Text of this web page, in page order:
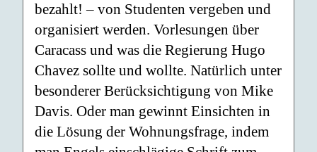
bezahlt! – von Studenten vergeben und
organisiert werden. Vorlesungen über
Caracass und was die Regierung Hugo
Chavez sollte und wollte. Natürlich unter
besonderer Berück­sichtigung von Mike
Davis. Oder man gewinnt Einsichten in
die Lösung der Woh­nungsfrage, indem